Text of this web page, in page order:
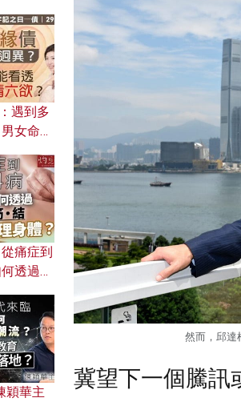
然而，邱達
冀望下一個騰訊
遇到多
女命途
痛症到
透過解
穎華主